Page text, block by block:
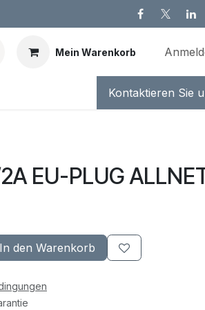
Mein Warenkorb
Kontaktieren Sie
EU-PLUG
In den Warenkorb